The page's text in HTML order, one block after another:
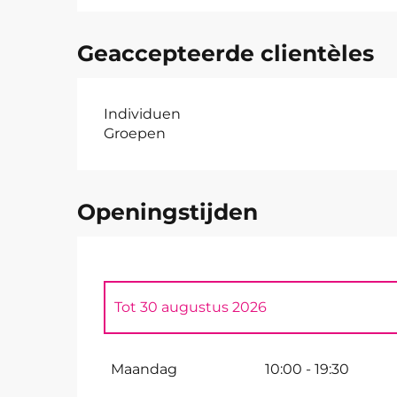
Geaccepteerde clientèles
Individuen
Groepen
Openingstijden
Tot 30 augustus 2026
Maandag 10:00 - 19:30